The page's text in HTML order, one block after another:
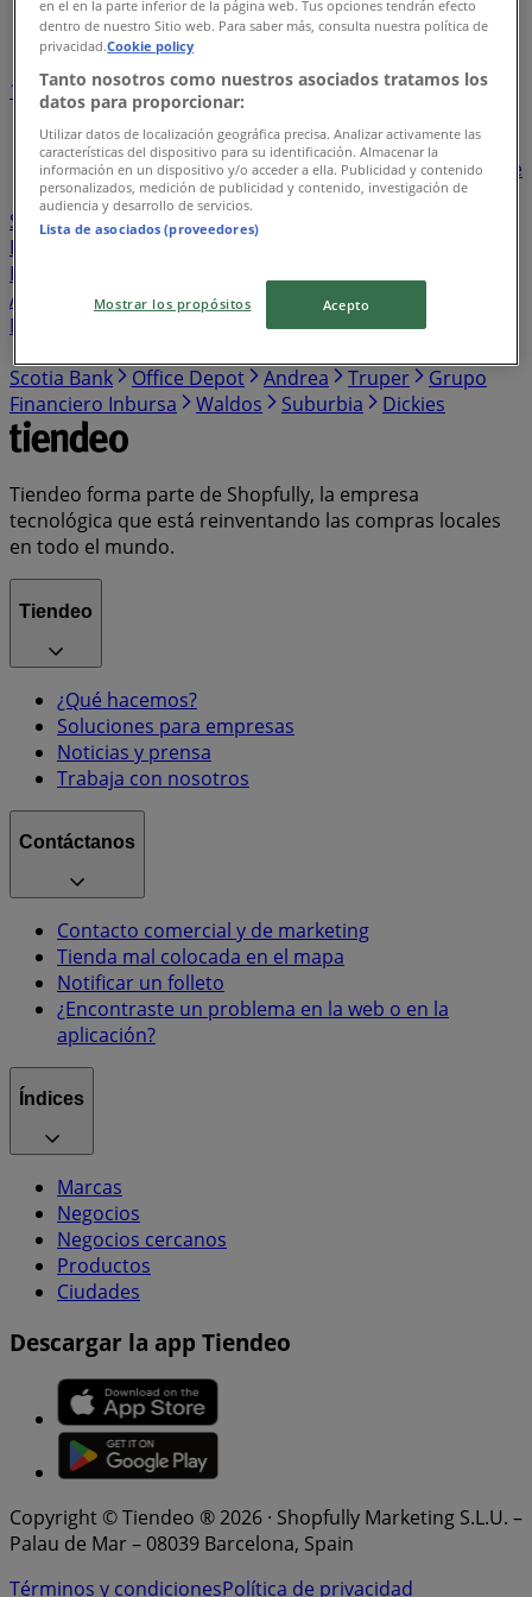
Índice de negocios en Jocotitlán
1 45
26
Bodega Aurrera
BBVA Bancomer Walmart
Banorte
Santander
Sam's Club
Farmacias Similares
Soriana Híper
Farmacias Guadalajara
Farmacias del Ahorro
Estafeta
Western Union Chedraui
Banco
Azteca
S-Mart OXXO Casa Ley Woolworth
Mercado
Banamex Costco Merco
Scotia Bank
Office Depot Andrea Truper
Grupo
Financiero Inbursa
Waldos Suburbia Dickies
Tiendeo forma parte de Shopfully, la empresa
tecnológica que está reinventando las compras locales
en todo el mundo.
Tiendeo
¿Qué hacemos?
Soluciones para empresas
Noticias y prensa
Trabaja con nosotros
Contáctanos
Contacto comercial y de marketing
Tienda mal colocada en el mapa
Notificar un folleto
¿Encontraste un problema en la web o en la
aplicación?
Índices
Marcas
Negocios
Negocios cercanos
Productos
Ciudades
Descargar la app Tiendeo
Copyright © Tiendeo ® 2026 · Shopfully Marketing S.L.U. –
Palau de Mar – 08039 Barcelona, Spain
Términos y condicionesPolítica de privacidad
en el en la parte inferior de la página web. Tus opciones tendrán efecto
dentro de nuestro Sitio web. Para saber más, consulta nuestra política de
privacidad.Cookie policy
Tanto nosotros como nuestros asociados tratamos los
datos para proporcionar:
Utilizar datos de localización geográfica precisa. Analizar activamente las
características del dispositivo para su identificación. Almacenar la
información en un dispositivo y/o acceder a ella. Publicidad y contenido
personalizados, medición de publicidad y contenido, investigación de
audiencia y desarrollo de servicios.
Lista de asociados (proveedores)
Mostrar los propósitos Acepto